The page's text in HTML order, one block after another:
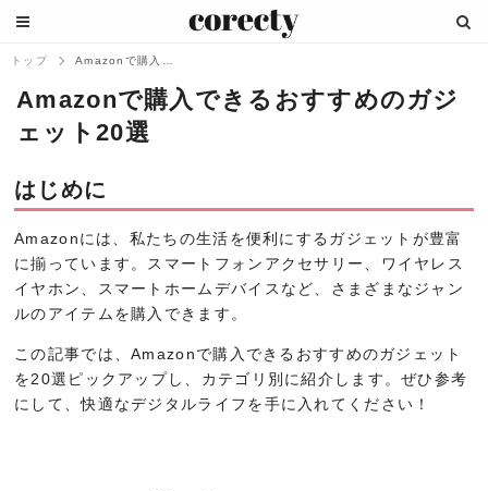
トップ
Amazonで購入できるおすすめのガジ
ェット20選
はじめに
Amazonには、私たちの生活を便利にするガジェットが豊富
に揃っています。スマートフォンアクセサリー、ワイヤレス
イヤホン、スマートホームデバイスなど、さまざまなジャン
ルのアイテムを購入できます。
この記事では、Amazonで購入できるおすすめのガジェット
を20選ピックアップし、カテゴリ別に紹介します。ぜひ参考
にして、快適なデジタルライフを手に入れてください！